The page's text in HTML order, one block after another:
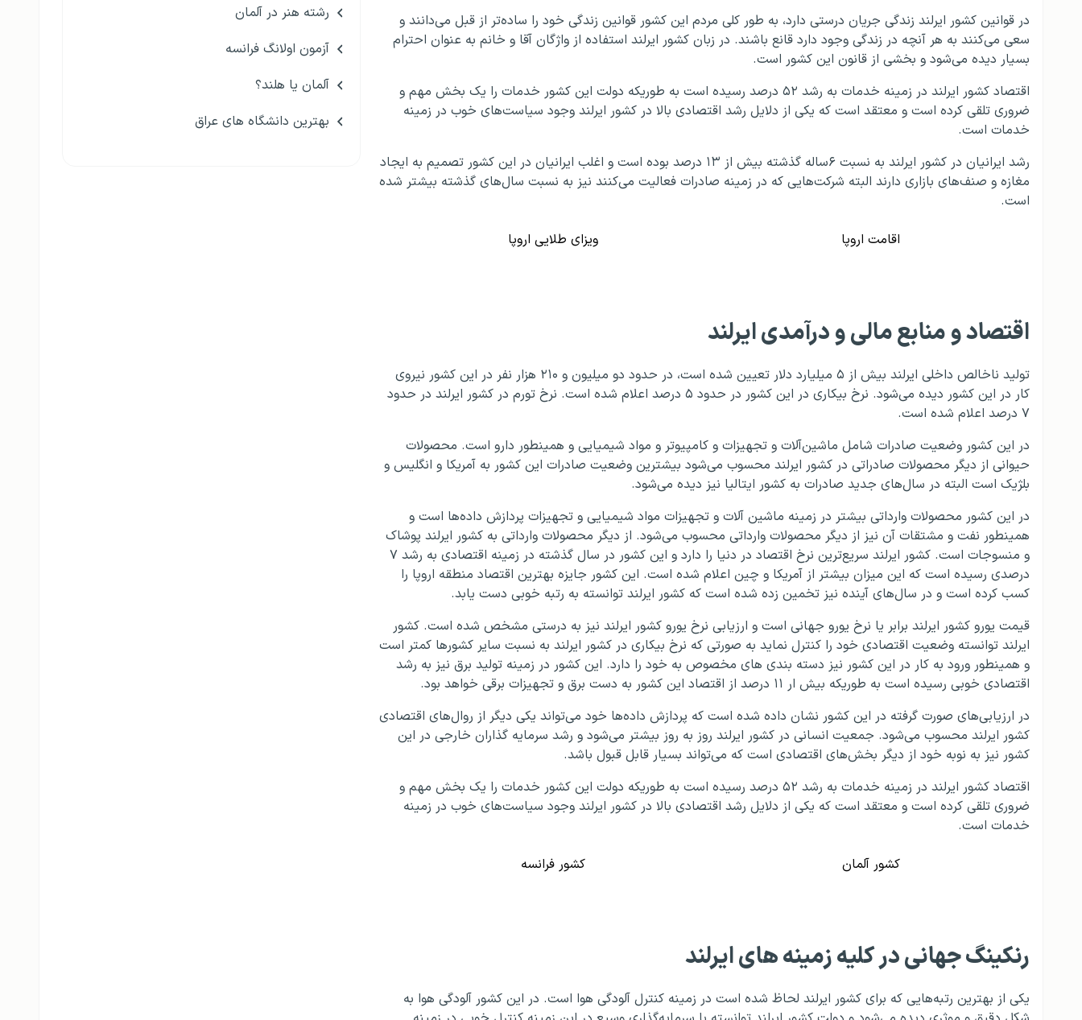
در قوانین کشور ایرلند زندگی جریان درستی دارد، به طور کلی مردم این کشور قوانین زندگی خود را ساده‌تر از قبل می‌دانند و
سعی می‌کنند به هر آنچه در زندگی وجود دارد قانع باشند. در زبان کشور ایرلند استفاده از واژگان آقا و خانم به عنوان احترام
بسیار دیده می‌شود و بخشی از قانون این کشور است.
اقتصاد کشور ایرلند در زمینه خدمات به رشد ۵۲ درصد رسیده است به طوریکه دولت این کشور خدمات را یک بخش مهم و
ضروری تلقی کرده است و معتقد است که یکی از دلایل رشد اقتصادی بالا در کشور ایرلند وجود سیاست‌های خوب در زمینه
خدمات است.
رشد ایرانیان در کشور ایرلند به نسبت ۶ساله گذشته بیش از ۱۳ درصد بوده است و اغلب ایرانیان در این کشور تصمیم به ایجاد
مغازه و صنف‌های بازاری دارند البته شرکت‌هایی که در زمینه صادرات فعالیت می‌کنند نیز به نسبت سال‌های گذشته بیشتر شده
است.
اقامت اروپا
ویزای طلایی اروپا
اقتصاد و منابع مالی و درآمدی ایرلند
تولید ناخالص داخلی ایرلند بیش از ۵ میلیارد دلار تعیین شده است، در حدود دو میلیون و ۲۱۰ هزار نفر در این کشور نیروی
کار در این کشور دیده می‌شود. نرخ بیکاری در این کشور در حدود ۵ درصد اعلام شده است. نرخ تورم در کشور ایرلند در حدود
۷ درصد اعلام شده است.
در این کشور وضعیت صادرات شامل ماشین‌آلات و تجهیزات و کامپیوتر و مواد شیمیایی و همینطور دارو است. محصولات
حیوانی از دیگر محصولات صادراتی در کشور ایرلند محسوب می‌شود بیشترین وضعیت صادرات این کشور به آمریکا و انگلیس و
بلژیک است البته در سال‌های جدید صادرات به کشور ایتالیا نیز دیده می‌شود.
در این کشور محصولات وارداتی بیشتر در زمینه ماشین آلات و تجهیزات مواد شیمیایی و تجهیزات پردازش داده‌ها است و
همینطور نفت و مشتقات آن نیز از دیگر محصولات وارداتی محسوب می‌شود. از دیگر محصولات وارداتی به کشور ایرلند پوشاک
و منسوجات است. کشور ایرلند سریع‌ترین نرخ اقتصاد در دنیا را دارد و این کشور در سال گذشته در زمینه اقتصادی به رشد ۷
درصدی رسیده است که این میزان بیشتر از آمریکا و چین اعلام شده است. این کشور جایزه بهترین اقتصاد منطقه اروپا را
کسب کرده است و در سال‌های آینده نیز تخمین زده شده است که کشور ایرلند توانسته به رتبه خوبی دست یابد.
قیمت یورو کشور ایرلند برابر یا نرخ یورو جهانی است و ارزیابی نرخ یورو کشور ایرلند نیز به درستی مشخص شده است. کشور
ایرلند توانسته وضعیت اقتصادی خود را کنترل نماید به صورتی که نرخ بیکاری در کشور ایرلند به نسبت سایر کشورها کمتر است
و همینطور ورود به کار در این کشور نیز دسته بندی های مخصوص به خود را دارد. این کشور در زمینه تولید برق نیز به رشد
اقتصادی خوبی رسیده است به طوریکه بیش ار ۱۱ درصد از اقتصاد این کشور به دست برق و تجهیزات برقی خواهد بود.
در ارزیابی‌های صورت گرفته در این کشور نشان داده شده است که پردازش داده‌ها خود می‌تواند یکی دیگر از روال‌های اقتصادی
کشور ایرلند محسوب می‌شود. جمعیت انسانی در کشور ایرلند روز به روز بیشتر می‌شود و رشد سرمایه گذاران خارجی در این
کشور نیز به نوبه خود از دیگر بخش‌های اقتصادی است که می‌تواند بسیار قابل قبول باشد.
اقتصاد کشور ایرلند در زمینه خدمات به رشد ۵۲ درصد رسیده است به طوریکه دولت این کشور خدمات را یک بخش مهم و
ضروری تلقی کرده است و معتقد است که یکی از دلایل رشد اقتصادی بالا در کشور ایرلند وجود سیاست‌های خوب در زمینه
خدمات است.
کشور آلمان
کشور فرانسه
رنکینگ جهانی در کلیه زمینه های ایرلند
یکی از بهترین رتبه‌هایی که برای کشور ایرلند لحاظ شده است در زمینه کنترل آلودگی هوا است. در این کشور آلودگی هوا به
رشته هنر در آلمان
آزمون اولانگ فرانسه
آلمان یا هلند؟
بهترین دانشگاه های عراق